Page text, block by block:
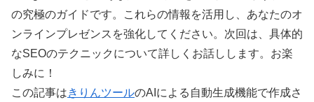
の究極のガイドです。これらの情報を活用し、あなたのオ
ンラインプレゼンスを強化してください。次回は、具体的
なSEOのテクニックについて詳しくお話しします。お楽
しみに！
この記事はきりんツールのAIによる自動生成機能で作成さ